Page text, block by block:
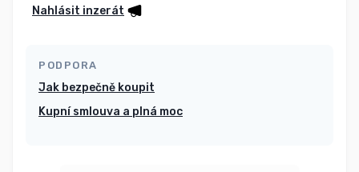
Nahlásit inzerát
PODPORA
Jak bezpečně koupit
Kupní smlouva a plná moc